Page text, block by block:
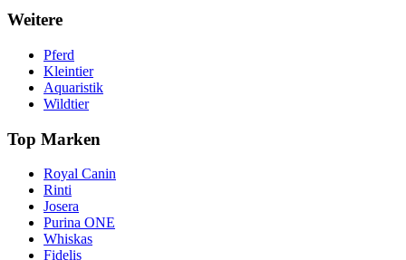
Weitere
Pferd
Kleintier
Aquaristik
Wildtier
Top Marken
Royal Canin
Rinti
Josera
Purina ONE
Whiskas
Fidelis